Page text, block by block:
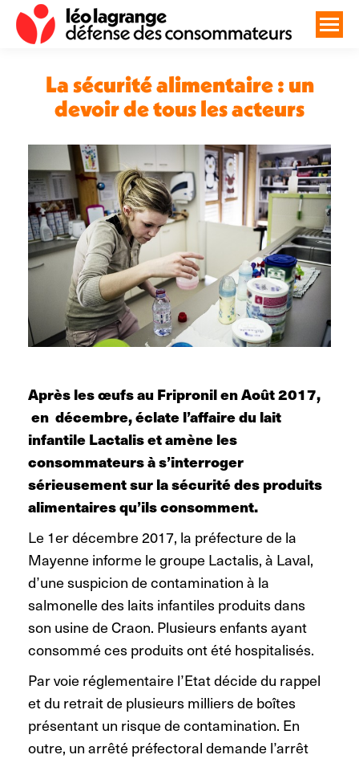
La sécurité alimentaire : un
devoir de tous les acteurs
Après les œufs au Fripronil en Août 2017,
en décembre, éclate l’affaire du lait
infantile Lactalis et amène les
consommateurs à s’interroger
sérieusement sur la sécurité des produits
alimentaires qu’ils consomment.
Le 1er décembre 2017, la préfecture de la
Mayenne informe le groupe Lactalis, à Laval,
d’une suspicion de contamination à la
salmonelle des laits infantiles produits dans
son usine de Craon. Plusieurs enfants ayant
consommé ces produits ont été hospitalisés.
Par voie réglementaire l’Etat décide du rappel
et du retrait de plusieurs milliers de boîtes
présentant un risque de contamination. En
outre, un arrêté préfectoral demande l’arrêt